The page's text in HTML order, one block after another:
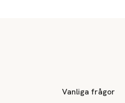
Vanliga frågor